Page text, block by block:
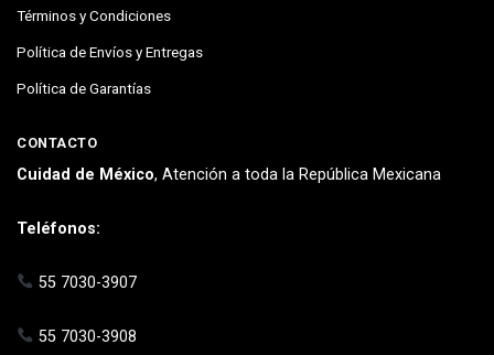
Términos y Condiciones
Política de Envíos y Entregas
Política de Garantías
CONTACTO
Cuidad de México, Atención a toda la República Mexicana
Teléfonos:
55 7030-3907
55 7030-3908